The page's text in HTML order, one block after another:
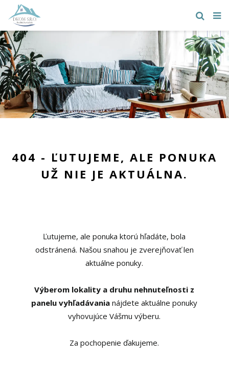
404 - ĽUTUJEME, ALE PONUKA
UŽ NIE JE AKTUÁLNA.
Ľutujeme, ale ponuka ktorú hľadáte, bola
odstránená. Našou snahou je zverejňovať len
aktuálne ponuky.
Výberom lokality a druhu nehnuteľnosti z
panelu vyhľadávania nájdete aktuálne ponuky
vyhovujúce Vášmu výberu.
Za pochopenie ďakujeme.